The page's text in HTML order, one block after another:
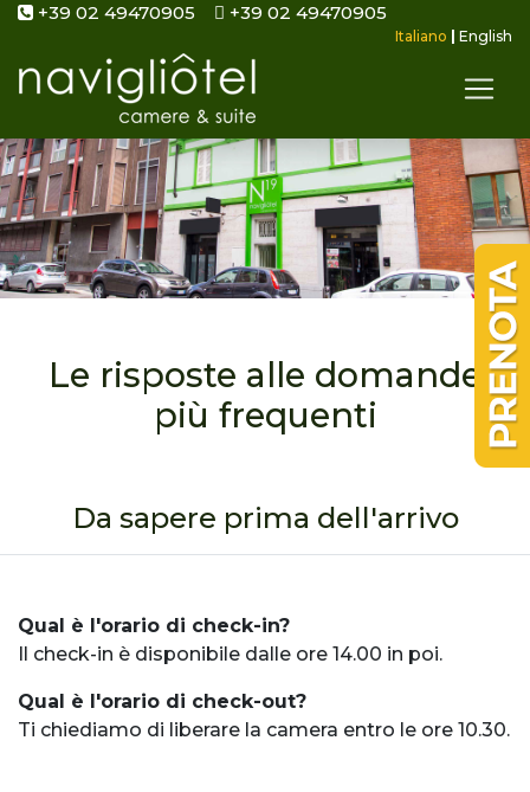
+39 02 49470905 +39 02 49470905
Italiano English
Le risposte alle domande
più frequenti
Da sapere prima dell'arrivo
Qual è l'orario di check-in?
Il check-in è disponibile dalle ore 14.00 in poi.
Qual è l'orario di check-out?
Ti chiediamo di liberare la camera entro le ore 10.30.